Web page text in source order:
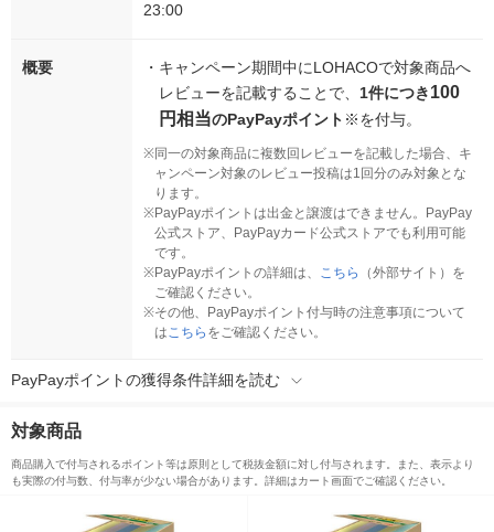
23:00
概要 ・ キャンペーン期間中にLOHACOで対象商品へ
レビューを記載することで、 1件につき100
円相当のPayPayポイント ※を付与。
※同一の対象商品に複数回レビューを記載した場合、キ
ャンペーン対象のレビュー投稿は1回分のみ対象とな
ります。
※PayPayポイントは出金と譲渡はできません。PayPay
公式ストア、PayPayカード公式ストアでも利用可能
です。
※PayPayポイントの詳細は、 こちら
（外部サイト）を
ご確認ください。
※その他、PayPayポイント付与時の注意事項について
はこちら をご確認ください。
PayPayポイントの獲得条件詳細を読む
対象商品
商品購入で付与されるポイント等は原則として税抜金額に対し付与されます。また、表示より
も実際の付与数、付与率が少ない場合があります。詳細はカート画面でご確認ください。